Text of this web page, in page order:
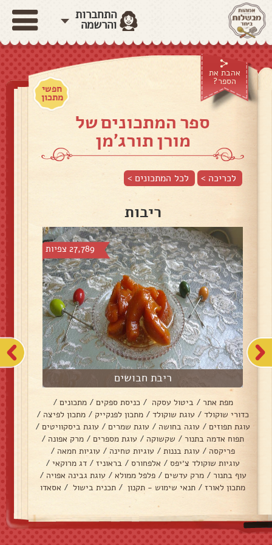
התחברות
והרשמה
אהבת את
הספר?
חפשי
מתכון
ספר המתכונים של
מורן תורג׳מן
לכריכה > לכל המתכונים >
ריבות
27,789 צפיות
ריבת חבושים
מפת אתר / ביטול עסקה / כניסת ספקים / מתכונים /
כדורי שוקולד / עוגת שוקולד / מתכון לפנקייק / מתכון לפיצה /
עוגת תפוזים / עוגה בחושה / עוגת שמרים / עוגת ביסקוויטים /
תפוח אדמה בתנור / שקשוקה / עוגת מספרים / מרק אפונה /
פריקסה / עוגת בננות / עוגיות טחינה / עוגיות חמאה /
עוגיות שוקולד צ׳יפס / אלפחורס / בראוניז / דג מרוקאי /
עוף בתנור / מרק עדשים / פלפל ממולא / עוגת גבינה אפויה /
מתכון לאורז / תנאי שימוש - תקנון / תכנית בישול / אסאדו